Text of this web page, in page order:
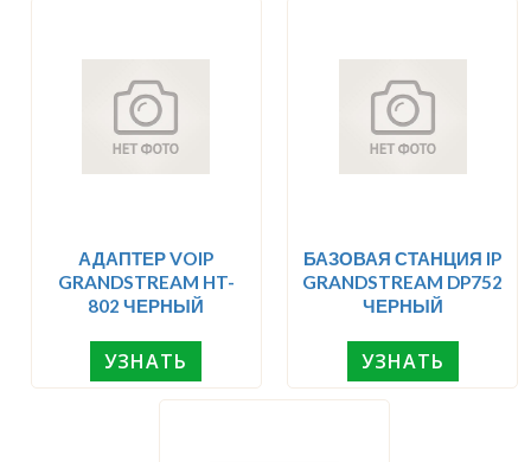
АДАПТЕР VOIP
GRANDSTREAM HT-
802 ЧЕРНЫЙ
УЗНАТЬ
БАЗОВАЯ СТАНЦИЯ IP
GRANDSTREAM DP752
ЧЕРНЫЙ
УЗНАТЬ